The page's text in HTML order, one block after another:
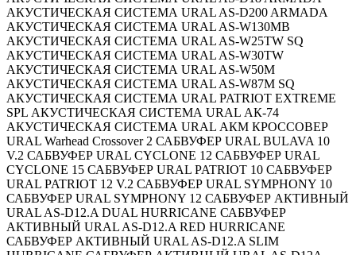
АКУСТИЧЕСКАЯ СИСТЕМА URAL AS-D200 ARMADA
АКУСТИЧЕСКАЯ СИСТЕМА URAL AS-W130MB
АКУСТИЧЕСКАЯ СИСТЕМА URAL AS-W25TW SQ
АКУСТИЧЕСКАЯ СИСТЕМА URAL AS-W30TW
АКУСТИЧЕСКАЯ СИСТЕМА URAL AS-W50M
АКУСТИЧЕСКАЯ СИСТЕМА URAL AS-W87M SQ
АКУСТИЧЕСКАЯ СИСТЕМА URAL PATRIOT EXTREME
SPL АКУСТИЧЕСКАЯ СИСТЕМА URAL АК-74
АКУСТИЧЕСКАЯ СИСТЕМА URAL АКМ КРОССОВЕР
URAL Warhead Crossover 2 САБВУФЕР URAL BULAVA 10
V.2 САБВУФЕР URAL CYCLONE 12 САБВУФЕР URAL
CYCLONE 15 САБВУФЕР URAL PATRIOT 10 САБВУФЕР
URAL PATRIOT 12 V.2 САБВУФЕР URAL SYMPHONY 10
САБВУФЕР URAL SYMPHONY 12 САБВУФЕР АКТИВНЫЙ
URAL AS-D12.A DUAL HURRICANE САБВУФЕР
АКТИВНЫЙ URAL AS-D12.A RED HURRICANE
САБВУФЕР АКТИВНЫЙ URAL AS-D12.A SLIM